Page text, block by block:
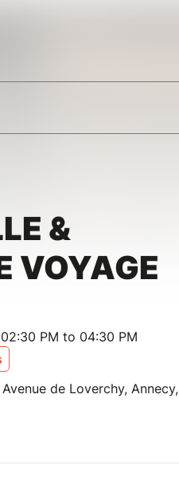
&
VOYAGE
PM to 04:30 PM
de Loverchy, Annecy,